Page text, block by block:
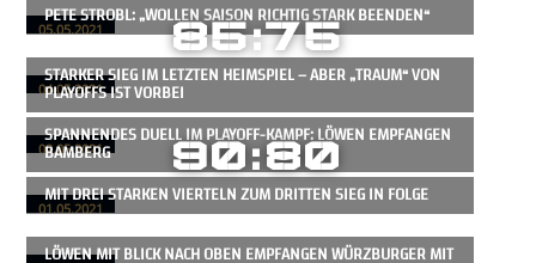
05.05.2021
04.05.2021
PETE STROBL: „WOLLEN SAISON RICHTIG STARK BEENDEN“
02.05.2021
85:75
STARKER SIEG IM LETZTEN HEIMSPIEL – ABER „TRAUM“ VON
PLAYOFFS IST VORBEI
01.05.2021
SPANNENDES DUELL IM PLAYOFF-KAMPF: LÖWEN EMPFANGEN
BAMBERG 90:80
MIT DREI STARKEN VIERTELN ZUM DRITTEN SIEG IN FOLGE
LÖWEN MIT BLICK NACH OBEN EMPFANGEN WÜRZBURGER MIT